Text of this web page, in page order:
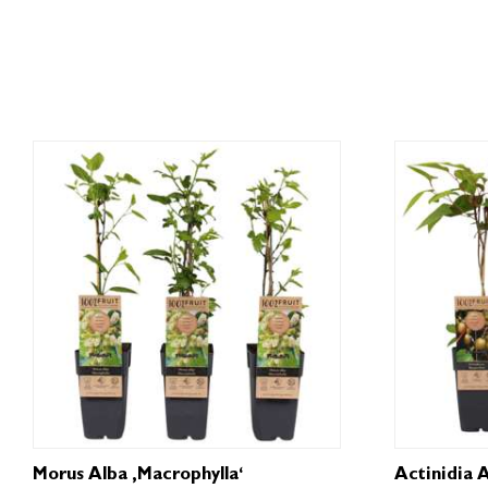
Morus Alba ‚Macrophylla‘ Actinidia